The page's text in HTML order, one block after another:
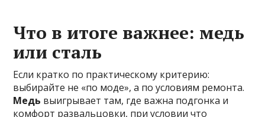
Что в итоге важнее: медь
или сталь
Если кратко по практическому критерию:
выбирайте не «по моде», а по условиям ремонта.
Медь выигрывает там, где важна подгонка и
комфорт развальцовки, при условии что